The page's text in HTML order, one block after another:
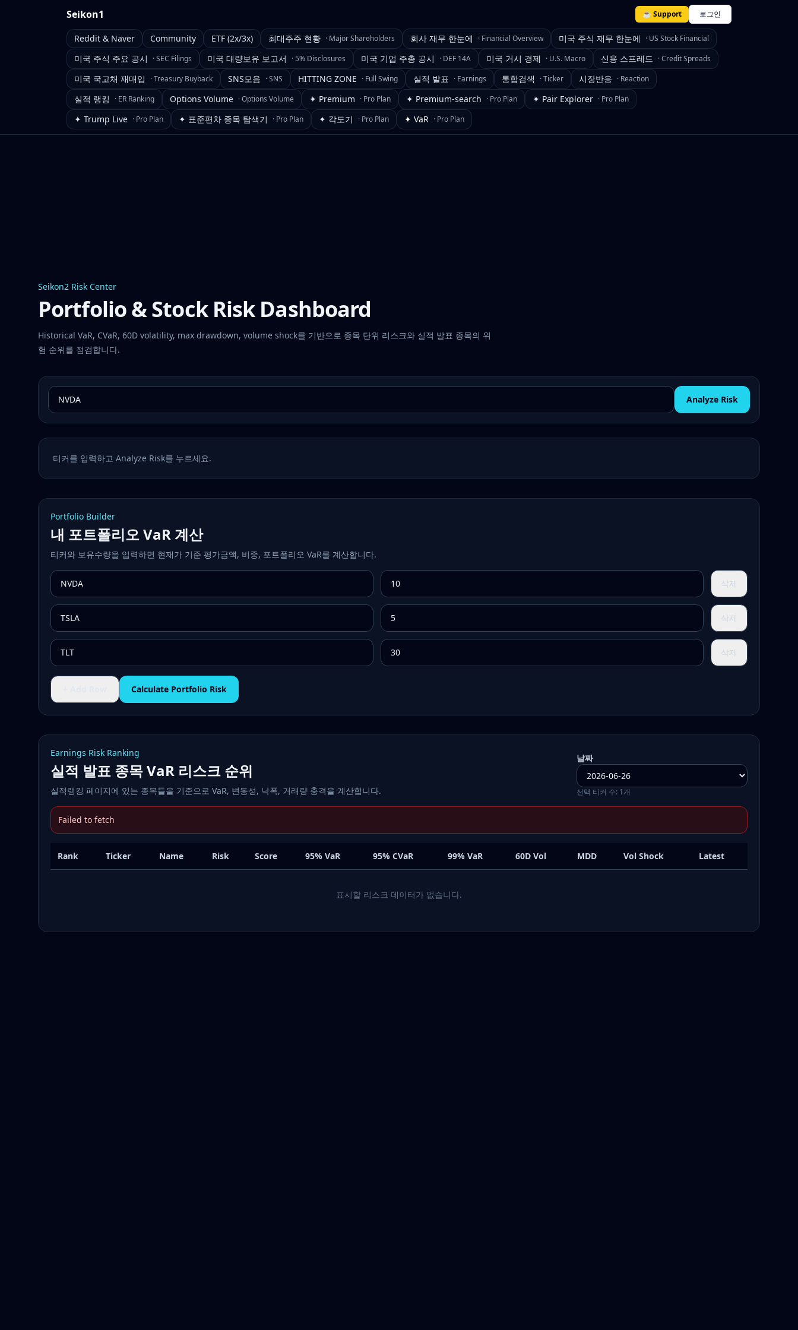
Seikon1 ☕ Support 로그인
Reddit & Naver Community ETF (2x/3x) 최대주주 현황 · Major Shareholders 회사 재무 한눈에 · Financial Overview 미국 주식 재무 한눈에 · US Stock Financial
미국 주식 주요 공시 ·SEC Filings 미국 대량보유 보고서 · 5% Disclosures 미국 기업 주총 공시 · DEF 14A 미국 거시 경제 · U.S. Macro 신용 스프레드 ·Credit Spreads
미국 국고채 재매입 ·Treasury Buyback SNS모음 ·SNS HITTING ZONE · Full Swing 실적 발표 · Earnings 통합검색 ·Ticker 시장반응 · Reaction
실적 랭킹 · ER Ranking Options Volume ·Options Volume ✦ Premium · Pro Plan ✦ Premium-search · Pro Plan ✦ Pair Explorer · Pro Plan
✦ Trump Live · Pro Plan ✦ 표준편차 종목 탐색기 · Pro Plan ✦ 각도기 · Pro Plan ✦ VaR · Pro Plan
Seikon2 Risk Center
Portfolio & Stock Risk Dashboard
Historical VaR, CVaR, 60D volatility, max drawdown, volume shock를 기반으로 종목 단위 리스크와 실적 발표 종목의 위
험 순위를 점검합니다.
Analyze Risk
티커를 입력하고 Analyze Risk를 누르세요.
Portfolio Builder
내 포트폴리오 VaR 계산
티커와 보유수량을 입력하면 현재가 기준 평가금액, 비중, 포트폴리오 VaR를 계산합니다.
삭제
삭제
삭제
Calculate Portfolio Risk
Earnings Risk Ranking
실적 발표 종목 VaR 리스크 순위
실적랭킹 페이지에 있는 종목들을 기준으로 VaR, 변동성, 낙폭, 거래량 충격을 계산합니다.
날짜
선택 티커 수: 1개
Failed to fetch
Rank Ticker Name Risk Score 95% VaR 95% CVaR 99% VaR 60D Vol MDD Vol Shock Latest
표시할 리스크 데이터가 없습니다.